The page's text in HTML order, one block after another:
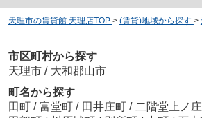
天理市の賃貸館 天理店TOP > (賃貸)地域から探す >
市区町村から探す
天理市 / 大和郡山市
町名から探す
田町 / 富堂町 / 田井庄町 / 二階堂上ノ